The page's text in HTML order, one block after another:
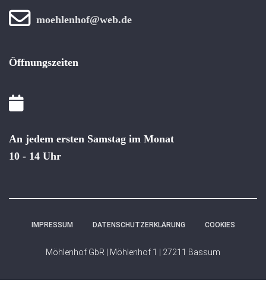
moehlenhof@web.de
Öffnungszeiten
An jedem ersten Samstag im Monat
10 - 14 Uhr
IMPRESSUM DATENSCHUTZERKLÄRUNG COOKIES
Möhlenhof GbR | Möhlenhof 1 | 27211 Bassum